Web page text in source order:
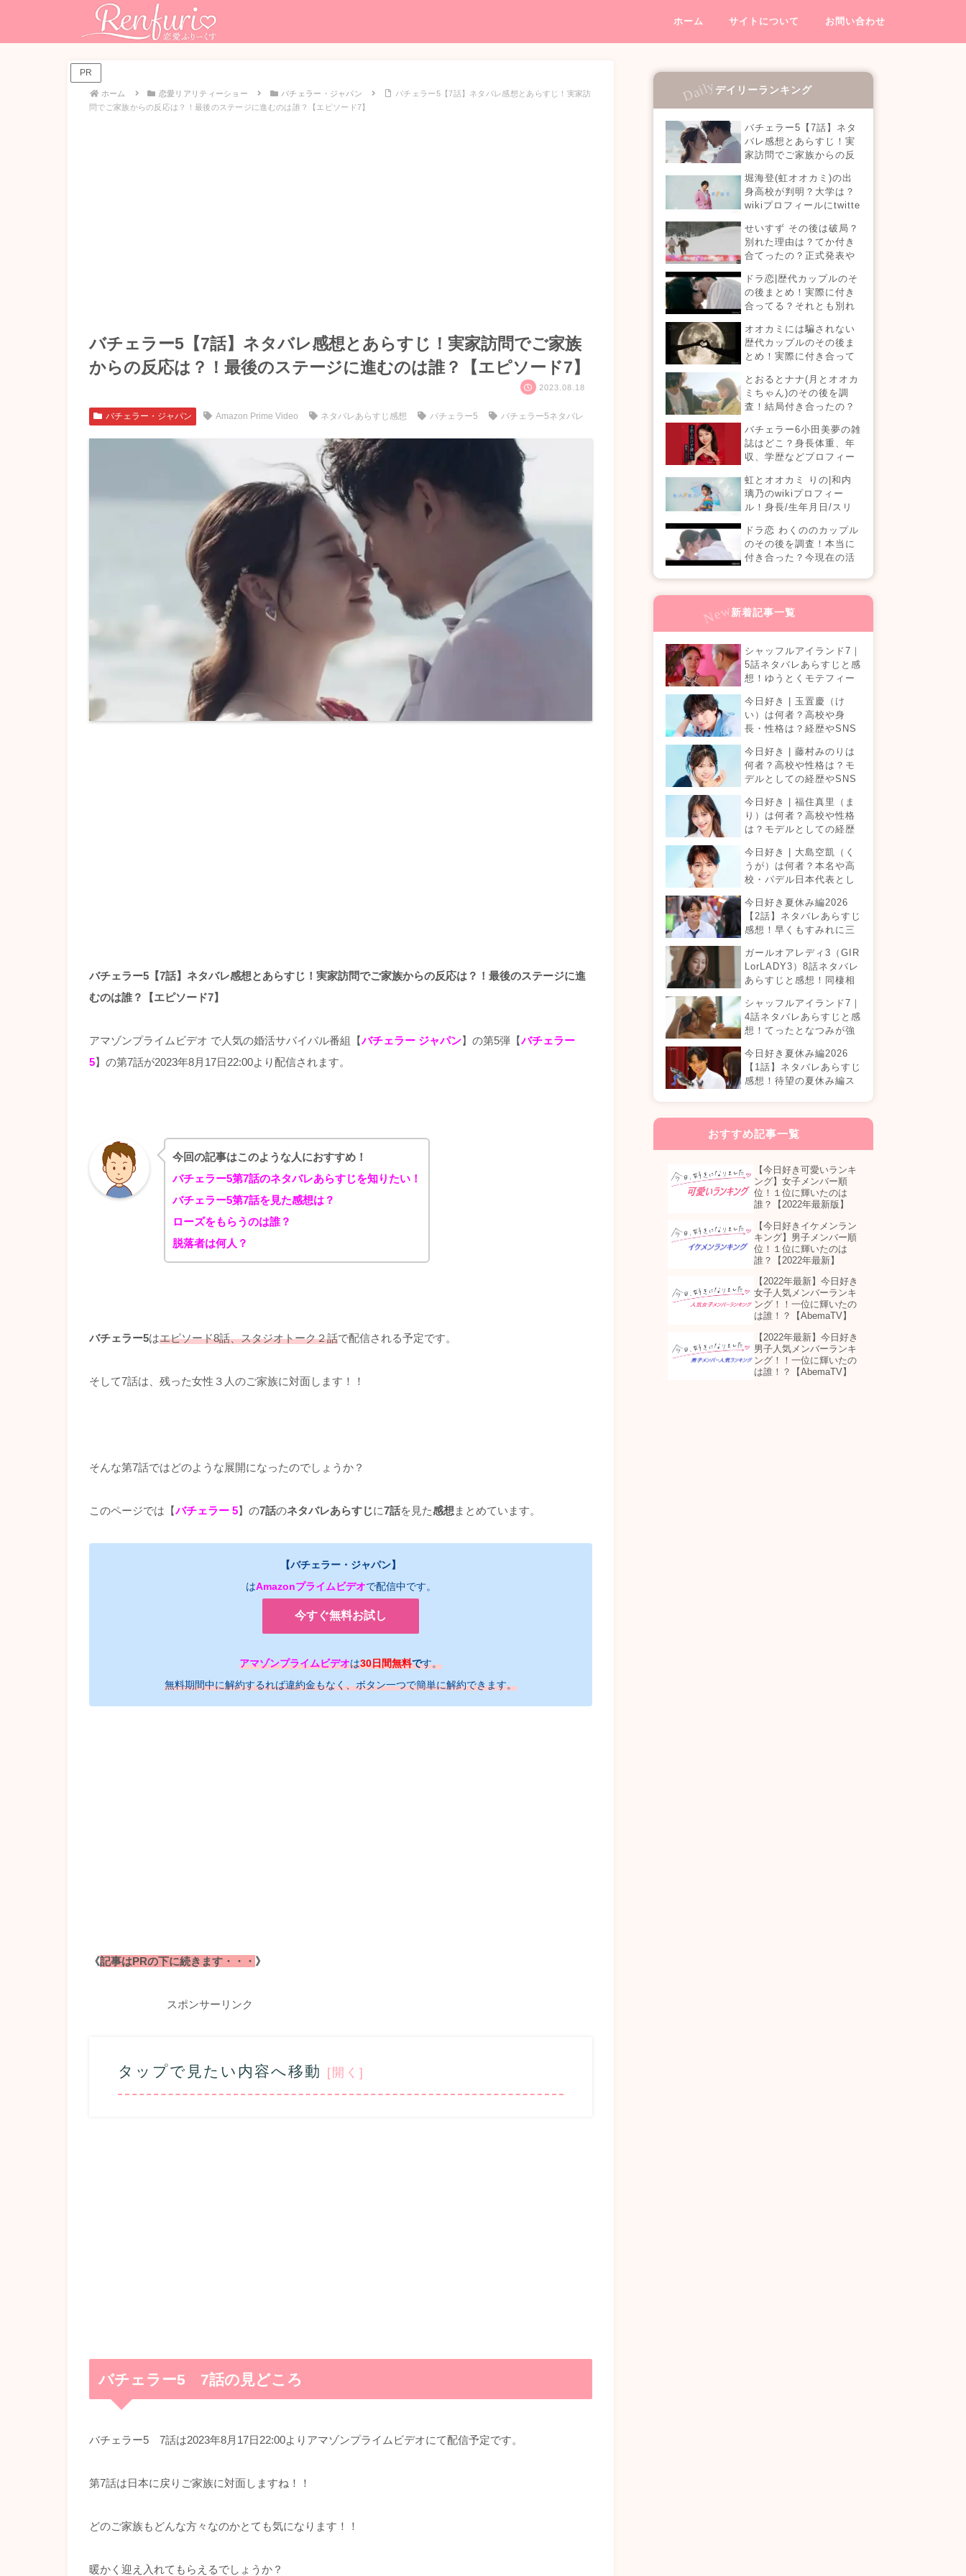
ホーム サイトについて お問い合わせ
PR
ホーム 恋愛リアリティーショー バチェラー・ジャパン
バチェラー5【7話】ネタバレ感想とあらすじ！実家訪
問でご家族からの反応は？！最後のステージに進むのは誰？【エピソード7】
バチェラー5【7話】ネタバレ感想とあらすじ！実家訪問でご家族
からの反応は？！最後のステージに進むのは誰？【エピソード7】
2023.08.18
バチェラー・ジャパン Amazon Prime Video ネタバレあらすじ感想 バチェラー5 バチェラー5ネタバレ
バチェラー5【7話】ネタバレ感想とあらすじ！実家訪問でご家族からの反応は？！最後のステージに進
むのは誰？【エピソード7】
アマゾンプライムビデオ で人気の婚活サバイバル番組【バチェラー ジャパン】の第5弾【バチェラー
5】の第7話が2023年8月17日22:00より配信されます。
今回の記事はこのような人におすすめ！
バチェラー5第7話のネタバレあらすじを知りたい！
バチェラー5第7話を見た感想は？
ローズをもらうのは誰？
脱落者は何人？
バチェラー5はエピソード8話、スタジオトーク２話で配信される予定です。
そして7話は、残った女性３人のご家族に対面します！！
そんな第7話ではどのような展開になったのでしょうか？
このページでは【バチェラー 5】の7話のネタバレあらすじに7話を見た感想 まとめています。
【バチェラー・ジャパン】
はAmazonプライムビデオで配信中です。
今すぐ無料お試し
アマゾンプライムビデオは30日間無料です。
無料期間中に解約するれば違約金もなく、ボタン一つで簡単に解約できます。
《記事はPRの下に続きます・・・ 》
スポンサーリンク
タップで見たい内容へ移動
バチェラー5 7話の見どころ
バチェラー5 7話は2023年8月17日22:00よりアマゾンプライムビデオにて配信予定です。
第7話は日本に戻りご家族に対面しますね！！
どのご家族もどんな方々なのかとても気になります！！
暖かく迎え入れてもらえるでしょうか？
デイリーランキング
バチェラー5【7話】ネタ
バレ感想とあらすじ！実
家訪問でご家族からの反
に進むのは誰？【エピソ
ード7】
堀海登(虹オオカミ)の出
身高校が判明？大学は？
wikiプロフィールにtwitte
オカミには騙されない】
せいすず その後は破局？
別れた理由は？てか付き
合てったの？正式発表や
ドラ恋|歴代カップルのそ
の後まとめ！実際に付き
合ってる？それとも別れ
【恋愛ドラマな恋がした
い】
オオカミには騙されない
歴代カップルのその後ま
とめ！実際に付き合って
現在の活動は？
とおるとナナ(月とオオカ
ミちゃん)のその後を調
査！結局付き合ったの？
バチェラー6小田美夢の雑
誌はどこ？身長体重、年
収、学歴などプロフィー
虹とオオカミ りの|和内
璃乃のwikiプロフィー
ル！身長/生年月日/スリ
ドラ恋 わくののカップル
のその後を調査！本当に
付き合った？今現在の活
新着記事一覧
シャッフルアイランド7｜
5話ネタバレあらすじと感
想！ゆうとくモテフィー
ったが暴走！？
今日好き | 玉置慶（け
い）は何者？高校や身
長・性格は？経歴やSNS
今日好き | 藤村みのりは
何者？高校や性格は？モ
デルとしての経歴やSNS
今日好き | 福住真里（ま
り）は何者？高校や性格
は？モデルとしての経歴
め！
今日好き | 大島空凱（く
うが）は何者？本名や高
校・パデル日本代表とし
ールまとめ！
今日好き夏休み編2026
【2話】ネタバレあらすじ
感想！早くもすみれに三
ルは生まれる？
ガールオアレディ3（GIR
LorLADY3）8話ネタバレ
あらすじと感想！同棲相
気持ちの変化は…？
シャッフルアイランド7｜
4話ネタバレあらすじと感
想！てったとなつみが強
カップル誕生！？
今日好き夏休み編2026
【1話】ネタバレあらすじ
感想！待望の夏休み編ス
おすすめ記事一覧
【今日好き可愛いランキ
ング】女子メンバー順
位！１位に輝いたのは
誰？【2022年最新版】
【今日好きイケメンラン
キング】男子メンバー順
位！１位に輝いたのは
誰？【2022年最新】
【2022年最新】今日好き
女子人気メンバーランキ
ング！！一位に輝いたの
は誰！？【AbemaTV】
【2022年最新】今日好き
男子人気メンバーランキ
ング！！一位に輝いたの
は誰！？【AbemaTV】